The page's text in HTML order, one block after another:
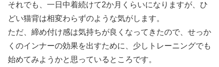
それでも、一日中着続けて2か月くらいになりますが、ひ
どい猫背は相変わらずのような気がします。
ただ、締め付け感は気持ちが良くなってきたので、せっか
くのインナーの効果を出すために、少しトレーニングでも
始めてみようかと思っているところです。